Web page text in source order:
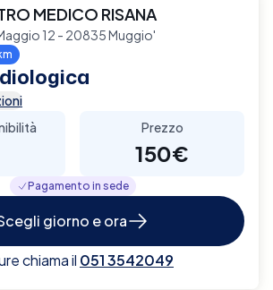
MEDICO RISANA
12 - 20835 Muggio'
Prezzo
150€
Pagamento in sede
giorno e ora
chiama il 051 3542049